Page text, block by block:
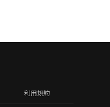
利用規約